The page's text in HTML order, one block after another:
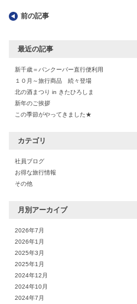
前の記事
最近の記事
新千歳＝バンクーバー直行便利用
１０月～旅行商品 続々登場
北の酒まつり in きたひろしま
新年のご挨拶
この季節がやってきました★
カテゴリ
社員ブログ
お得な旅行情報
その他
月別アーカイブ
2026年7月
2026年1月
2025年3月
2025年1月
2024年12月
2024年10月
2024年7月